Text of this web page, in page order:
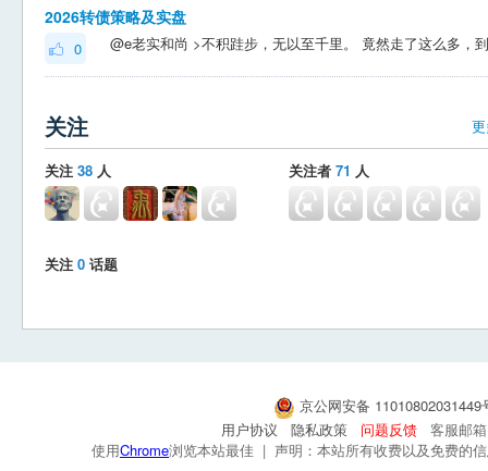
2026转债策略及实盘
0
关注
关注 38 人 关注者 71 人
关注 0 话题
京公网安备
用户协议
隐私政策 问题反馈
客服邮
使用Chrome浏览本站最佳 | 声明：本站所有收费以及免费的